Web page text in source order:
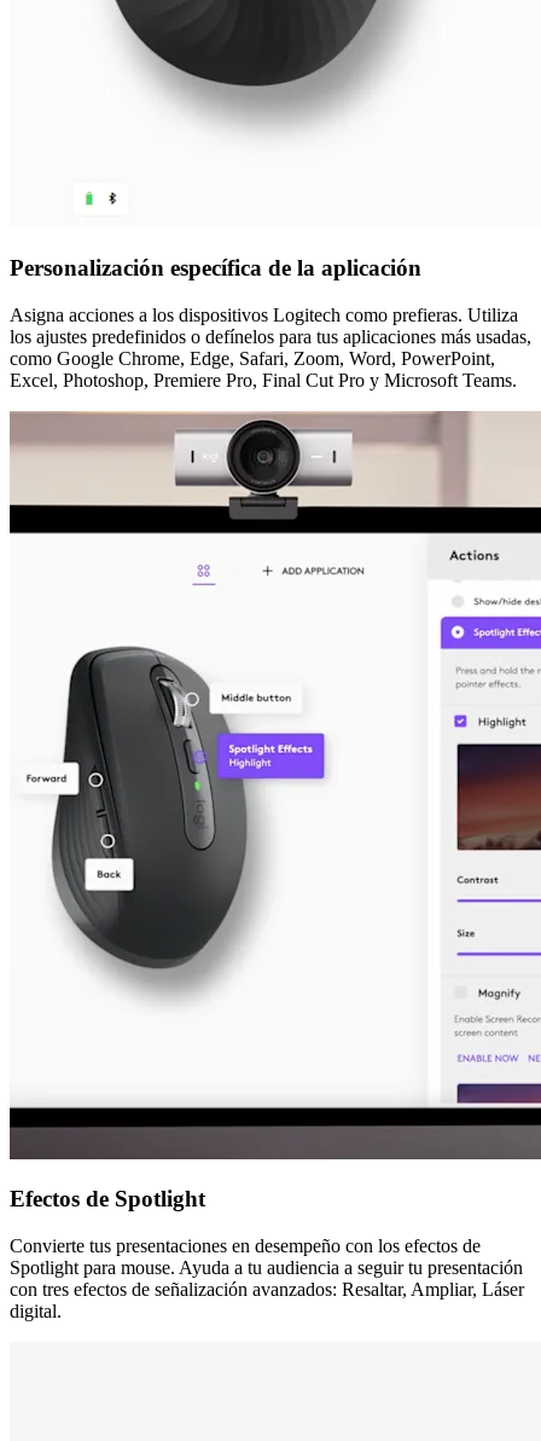
Personalización específica de la aplicación
Asigna acciones a los dispositivos Logitech como prefieras. Utiliza
los ajustes predefinidos o defínelos para tus aplicaciones más usadas,
como Google Chrome, Edge, Safari, Zoom, Word, PowerPoint,
Excel, Photoshop, Premiere Pro, Final Cut Pro y Microsoft Teams.
Efectos de Spotlight
Convierte tus presentaciones en desempeño con los efectos de
Spotlight para mouse. Ayuda a tu audiencia a seguir tu presentación
con tres efectos de señalización avanzados: Resaltar, Ampliar, Láser
digital.